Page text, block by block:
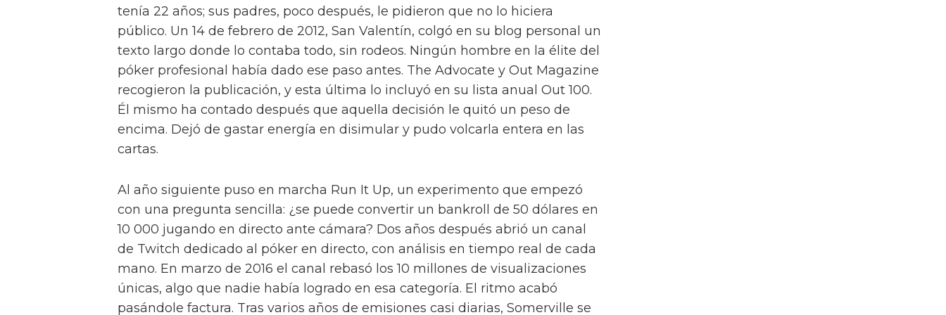
tenía 22 años; sus padres, poco después, le pidieron que no lo hiciera
público. Un 14 de febrero de 2012, San Valentín, colgó en su blog personal un
texto largo donde lo contaba todo, sin rodeos. Ningún hombre en la élite del
póker profesional había dado ese paso antes. The Advocate y Out Magazine
recogieron la publicación, y esta última lo incluyó en su lista anual Out 100.
Él mismo ha contado después que aquella decisión le quitó un peso de
encima. Dejó de gastar energía en disimular y pudo volcarla entera en las
cartas.
Al año siguiente puso en marcha Run It Up, un experimento que empezó
con una pregunta sencilla: ¿se puede convertir un bankroll de 50 dólares en
10 000 jugando en directo ante cámara? Dos años después abrió un canal
de Twitch dedicado al póker en directo, con análisis en tiempo real de cada
mano. En marzo de 2016 el canal rebasó los 10 millones de visualizaciones
únicas, algo que nadie había logrado en esa categoría. El ritmo acabó
pasándole factura. Tras varios años de emisiones casi diarias, Somerville se